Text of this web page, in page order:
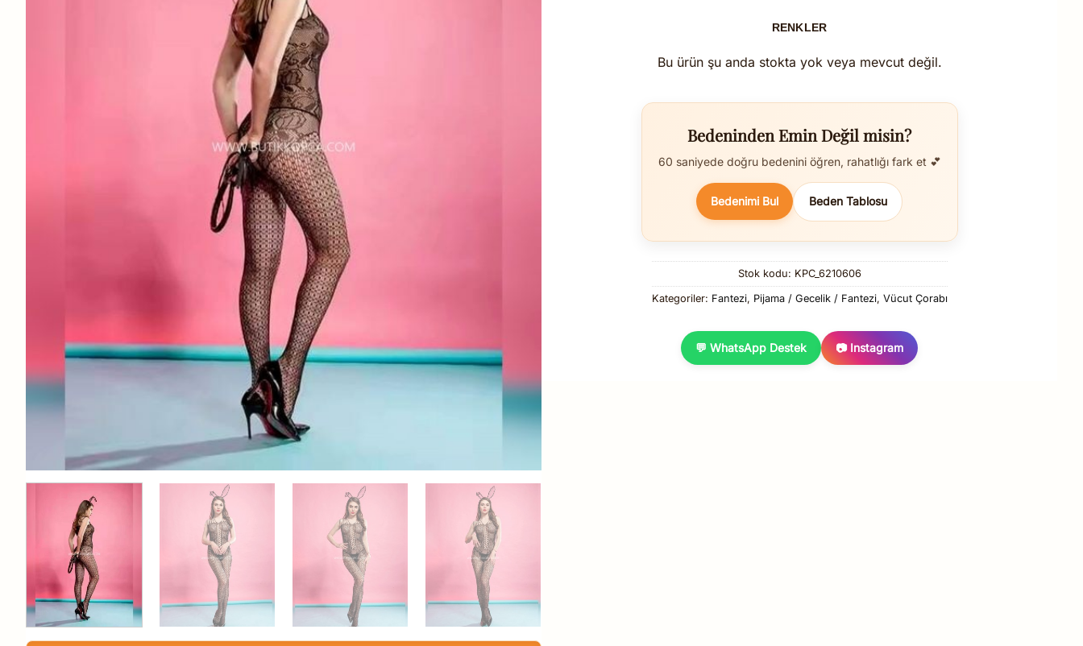
RENKLER
Bu ürün şu anda stokta yok veya mevcut değil.
Bedeninden Emin Değil misin?
60 saniyede doğru bedenini öğren, rahatlığı fark et 💕
Bedenimi Bul Beden Tablosu
Stok kodu: KPC_6210606
Kategoriler: Fantezi, Pijama / Gecelik / Fantezi, Vücut Çorabı
💬 WhatsApp Destek 📷 Instagram